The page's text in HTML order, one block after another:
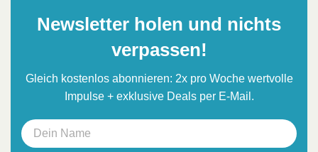
Newsletter holen und nichts
verpassen!
Gleich kostenlos abonnieren: 2x pro Woche wertvolle
Impulse + exklusive Deals per E-Mail.